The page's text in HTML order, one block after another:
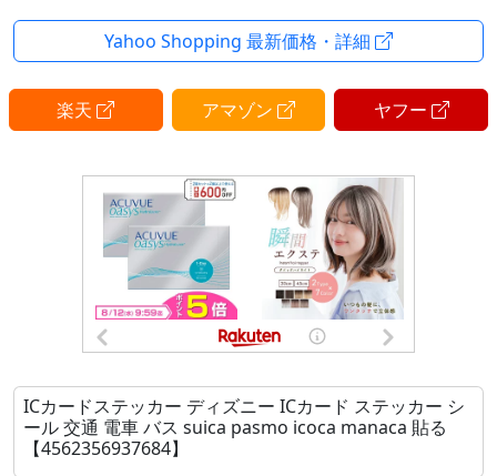
ゴリラガラス ゴミ 純正 iface インカメラ 見えない 光
沢 コーティング 音ゲー 空気 黒 両面 指紋つかない ク
リア 干渉 最強 衝撃吸収 失敗しない 静電気 指滑り 横
から見えない 全体 全面 全画面 ズレない そのまま タ
カバー 保証 周りから見えない 目に優しい 落下 ラウン
ドエッジ グレア 絶対割れない petフレーム ペーパー
ライク はーうぇいふぃるむ ふぁーうぇいふぃるむ
HUAWEIフィルム ファーウェイフィルム
Yahoo Shopping 最新価格・詳細
楽天 アマゾン ヤフー
ICカードステッカー ディズニー ICカード ステッカー シ
ール 交通 電車 バス suica pasmo icoca manaca 貼る
【4562356937684】